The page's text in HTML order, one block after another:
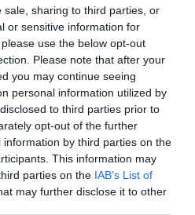
sale, sharing to third parties, or
or sensitive information for
use the below opt-out
Please note that after your
you may continue seeing
personal information utilized by
to third parties prior to
opt-out of the further
by third parties on the
This information may
parties on the IAB’s List of
may further disclose it to other